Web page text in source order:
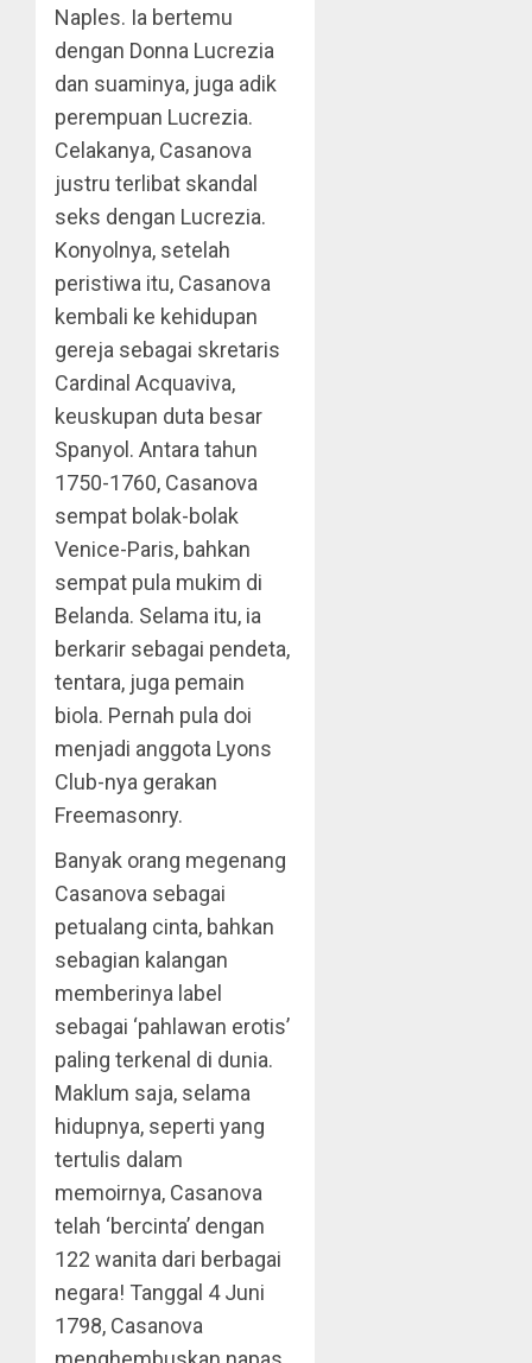
Naples. Ia bertemu
dengan Donna Lucrezia
dan suaminya, juga adik
perempuan Lucrezia.
Celakanya, Casanova
justru terlibat skandal
seks dengan Lucrezia.
Konyolnya, setelah
peristiwa itu, Casanova
kembali ke kehidupan
gereja sebagai skretaris
Cardinal Acquaviva,
keuskupan duta besar
Spanyol. Antara tahun
1750-1760, Casanova
sempat bolak-bolak
Venice-Paris, bahkan
sempat pula mukim di
Belanda. Selama itu, ia
berkarir sebagai pendeta,
tentara, juga pemain
biola. Pernah pula doi
menjadi anggota Lyons
Club-nya gerakan
Freemasonry.
Banyak orang megenang
Casanova sebagai
petualang cinta, bahkan
sebagian kalangan
memberinya label
sebagai ‘pahlawan erotis’
paling terkenal di dunia.
Maklum saja, selama
hidupnya, seperti yang
tertulis dalam
memoirnya, Casanova
telah ‘bercinta’ dengan
122 wanita dari berbagai
negara! Tanggal 4 Juni
1798, Casanova